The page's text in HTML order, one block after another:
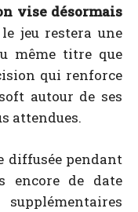
vise désormais
jeu restera une
même titre que
qui renforce
autour de ses
attendues.
diffusée pendant
encore de date